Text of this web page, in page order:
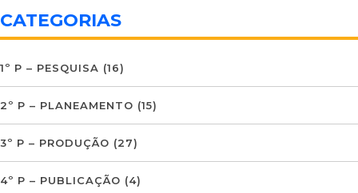
CATEGORIAS
1º P – PESQUISA (16)
2º P – PLANEAMENTO (15)
3º P – PRODUÇÃO (27)
4º P – PUBLICAÇÃO (4)